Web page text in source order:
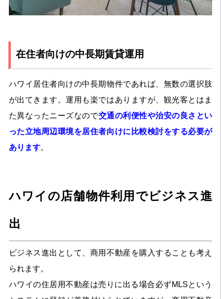
在住者向けの中長期賃貸運用
ハワイ居住者向けの中長期物件であれば、無数の選択肢
が出てきます。運用も楽ではありますが、観光客とはま
た異なったニーズなので交通の利便性や治安の良さとい
った立地周辺環境を居住者向けに比較検討をする必要が
あります。
ハワイの店舗物件利用でビジネス進
出
ビジネス進出として、商用不動産を購入することも考え
られます。
ハワイの住居用不動産は売りに出る場合必ずMLSという